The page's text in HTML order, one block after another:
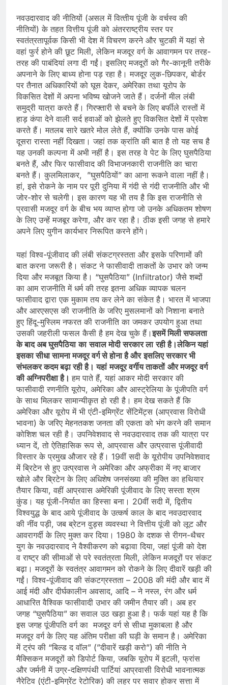
नवउदारवाद की नीतियों (असल में वित्‍तीय पूंजी के वर्चस्‍व की
नीतियों) के तहत वित्तीय पूंजी को अंतरराष्ट्रीय स्तर पर
स्वतंत्रतापूर्वक किसी भी देश में विचरण करने और चुटकी में यहां से
वहां फुर्र होने की छूट मिली, लेकिन मजदूर वर्ग के आवागमन पर तरह-
तरह की पाबंदियां लगा दी गईं। इसलिए मजदूरों को गैर-कानूनी तरीके
अपनाने के लिए बाध्‍य होना पड़ रहा है। मजदूर लुक-छिपकर, बोर्डर
पर तैनात अधिकारियों को घूस देकर, अमेरिका तथा यूरोप के
विकसित देशों में अपना भविष्‍य खोजने जाते हैं। दर्जनों मील लंबी
समुद्री यात्रा करते हैं। गिरफ्तारी से बचने के लिए बर्फीले रास्‍तों में
हाड़ कंपा देने वाली सर्द हवाओं को झेलते हुए विकसित देशों में प्रवेश
करते हैं। मतलब सारे खतरे मोल लेते हैं, क्‍योंकि उनके पास कोई
दूसरा रास्‍ता नहीं दिखता। जहां तक क्रांति की बात है तो यह सच है
यह उनकी कल्‍पना में अभी नहीं है। इस तरह वे पेट के लिए घुसपैठिया
बनते हैं, और फिर फासीवाद की विभाजनकारी राजनीति का चारा
बनते हैं। कुलमिलाकर, ”घुसपैठियों” का आना रूकने वाला नहीं है।
हां, इसे रोकने के नाम पर पूरी दुनिया में गंदी से गंदी राजनीति और भी
जोर-शोर से चलेगी। इस कारण यह भी तय है कि इस राजनीति से
प्रवासी मजदूर वर्ग के बीच भय व्‍याप्‍त होगा जो उनके अधिकतम शोषण
के लिए उन्‍हें मजबूर करेगा, और कर रहा है। ठीक इसी जगह से हमारे
अपने लिए युगीन कार्यभार निरूपित करने होंगे।
यहां विश्व-पूंजीवाद की लंबी संकटग्रस्तता और इसके परिणामों की
बात करना जरूरी है। संकट ने फासीवादी ताकतों के उभार को जन्‍म
दिया और मजबूत किया है। “घुसपैठिया” (Infiltrator) जैसे शब्दों
का आम राजनीति में धर्म की तरह इतना अधिक व्‍यापक चलन
फासीवाद द्वारा एक मुकाम तय कर लेने का संकेत है। भारत में भाजपा
और आरएसएस की राजनीति के जरिए मुसलमानों को निशाना बनाते
हुए हिंदू-मुस्लिम नफरत की राजनीति‍ का जमकर उपयोग हुआ तथा
उसकी जहरीली फसल कैसी है हम देख चुके हैं।इसमेंमिलीसफलता
केबादअबघुसपैठिया का सवालमोदीसरकारला रहीहै।लेकिनयहां
इसकासीधासामनामजदूरवर्गसेहोनाहैऔर इसलिएसरकारभी
संभलकरकदमबढ़ारहीहै।यहां मजदूरवर्गीयताकतों औरमजदूरवर्ग
कीअग्निपरीक्षाहै।हम पाते हैं, यहां आकर मोदी सरकार की
फासीवादी रणनीति यूरोप, अमेरिका और आस्‍ट्रेलिया के पूंजीपति वर्ग
के साथ मिलकर सामान्‍यीकृत हो रही है। हम देख सकते हैं कि
अमेरिका और यूरोप में भी एंटी-इमिग्रेंट सेंटिमेंट्स (आप्रवास विरोधी
भावना) के जरिए मेहनतकश जनता की एकता को भंग करने की समान
कोशिश चल रही है। उपनिवेशवाद से नवउदारवाद तक की यात्रा पर
ध्यान दें, तो ऐतिहासिक रूप से, आप्रवास और उत्प्रवास पूंजीवादी
विस्तार के प्रमुख औजार रहे हैं। 19वीं सदी के यूरोपीय उपनिवेशवाद
में ब्रिटेन से हुए उत्प्रवास ने अमेरिका और अफ्रीका में नए बाजार
खोले और ब्रिटेन के लिए अधिशेष जनसंख्या की मुक्ति का हथियार
तैयार किया, वहीं आप्रवास अमेरिकी पूंजीवाद के लिए सस्ता श्रम
कुंड। यह पूंजी-निर्यात का हिस्सा बना। 20वीं सदी में, द्वितीय
विश्वयुद्ध के बाद आये पूंजीवाद के उत्कर्ष काल के बाद नवउदारवाद
की नींव पड़ी, जब ब्रेटन वुड्स व्यवस्था ने वित्तीय पूंजी को लूट और
आवरागर्दी के लि‍ए मुक्त कर दिया। 1980 के दशक से रीगन-थैचर
युग के नवउदारवाद ने वैश्वीकरण को बढ़ावा दिया, जहां पूंजी को देश
व राष्‍ट्र की सीमाओं से परे स्वतंत्रता मिली, लेकिन मजदूरों पर संकट
बढ़ा। मजदूरों के स्वतंत्र आवागमन को रोकने के लिए दीवारें खड़ी की
गईं। विश्व-पूंजीवाद की संकटग्रस्तता – 2008 की मंदी और बाद में
आई मंदी और दीर्घकालीन अवसाद, आदि – ने नस्‍ल, रंग और धर्म
आधारित वैश्वि‍क फासीवादी उभार की जमीन तैयार की। अब हर
जगह “घुसपैठिया” का सवाल उठ खड़ा हुआ है। फर्क यहां यह है कि
इस जगह पूंजीपति वर्ग का मजदूर वर्ग से सीधा मुकाबला है और
मजदूर वर्ग के लिए यह अंतिम परीक्षा की घड़ी के समान है। अमेरिका
में ट्रंप की “बिल्ड द वॉल” (”दीवारें खड़ी करो”) की नीति ने
मैक्सिकन मजदूरों को डिपोर्ट किया, जबकि यूरोप में इटली, फ्रांस
और जर्मनी में उग्र-दक्षिणपंथी पार्टियां आप्र‍वासी विरोधी भावनात्‍मक
नैरेटिव (एंटी-इमिग्रेंट रेटोरिक) की लहर पर सवार होकर सत्ता में